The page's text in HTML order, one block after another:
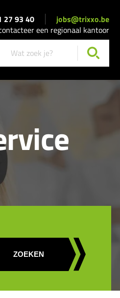
27 93 40
jobs@trixxo.be
een regionaal kantoor
ZOEKEN